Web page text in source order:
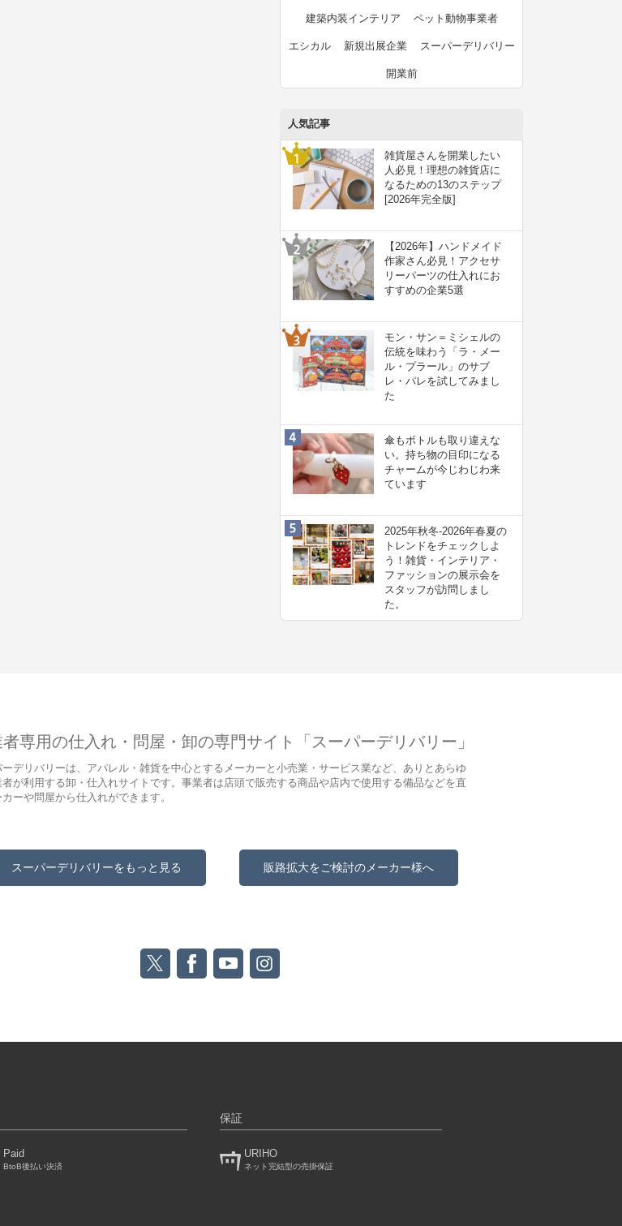
建築内装インテリア ペット動物事業者
エシカル 新規出展企業 スーパーデリバリー
開業前
人気記事
雑貨屋さんを開業したい
人必見！理想の雑貨店に
なるための13のステップ
[2026年完全版]
【2026年】ハンドメイド
作家さん必見！アクセサ
リーパーツの仕入れにお
すすめの企業5選
モン・サン＝ミシェルの
伝統を味わう「ラ・メー
ル・プラール」のサブ
レ・パレを試してみまし
た
傘もボトルも取り違えな
い。持ち物の目印になる
チャームが今じわじわ来
ています
2025年秋冬-2026年春夏の
トレンドをチェックしよ
う！雑貨・インテリア・
ファッションの展示会を
スタッフが訪問しまし
た。
専用の仕入れ・問屋・卸の専門サイト「スーパーデリバリー」
ーデリバリーは、アパレル・雑貨を中心とするメーカーと小売業・サービス業など、ありとあらゆ
者が利用する卸・仕入れサイトです。事業者は店頭で販売する商品や店内で使用する備品などを直
ーや問屋から仕入れができます。
スーパーデリバリーをもっと見る 販路拡大をご検討のメーカー様へ
Paid
BtoB後払い決済
保証
URIHO
ネット完結型の売掛保証